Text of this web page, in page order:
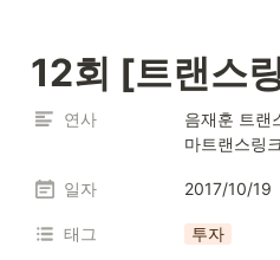
12회 [트랜스
연사
음재훈 트랜
마트랜스링
일자 2017/10/19
태그 투자